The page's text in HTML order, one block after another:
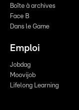
Boîte à archives
Face B
Dans le Game
Emploi
Jobdag
Moovijob
Lifelong Learning